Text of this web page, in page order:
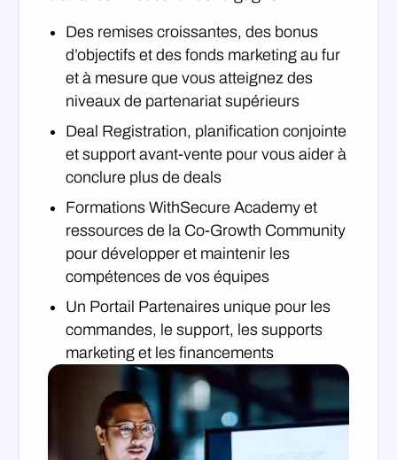
Des remises croissantes, des bonus
d’objectifs et des fonds marketing au fur
et à mesure que vous atteignez des
niveaux de partenariat supérieurs
Deal Registration, planification conjointe
et support avant-vente pour vous aider à
conclure plus de deals
Formations WithSecure Academy et
ressources de la Co-Growth Community
pour développer et maintenir les
compétences de vos équipes
Un Portail Partenaires unique pour les
commandes, le support, les supports
marketing et les financements